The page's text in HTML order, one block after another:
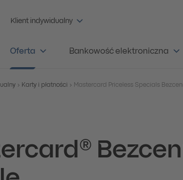
Klient indywidualny
Oferta Bankowość elektroniczna
Karty i płatności